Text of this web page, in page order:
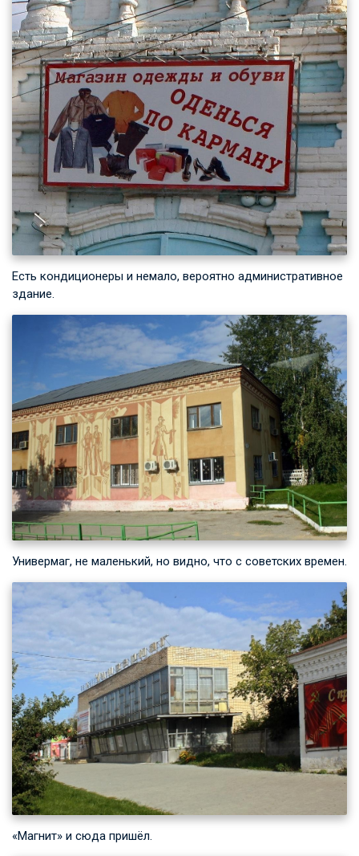
Есть кондиционеры и немало, вероятно административное
здание.
Универмаг, не маленький, но видно, что с советских времен.
«Магнит» и сюда пришёл.